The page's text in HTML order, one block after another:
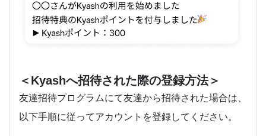
＜Kyashへ招待された際の登録方法＞
友達招待プログラムにて友達から招待された場合は、
以下手順に従ってアカウントを登録してください。